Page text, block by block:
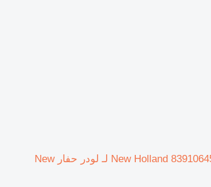
بطانة الأسطوانة New Holland 83910645, 83931289, 85803005, 85803192, 85803193, 85803196, 8580 47048747 لـ لودر حفار New